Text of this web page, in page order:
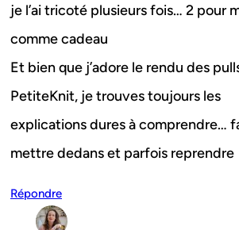
je l’ai tricoté plusieurs fois… 2 pour
comme cadeau
Et bien que j’adore le rendu des
PetiteKnit, je trouves toujours les
explications dures à comprendre…
mettre dedans et parfois reprendre
Répondre